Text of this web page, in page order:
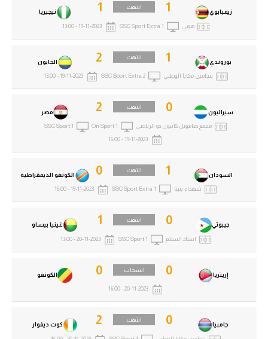
جامبيا 0 انتهت
كوت ديفوار 2
إريتريا 0 انسحاب
الكونغو 0
20-11-2023 - 16:00
جيبوتي 0 انتهت
غينيا بيساو 1
استاد السلام SSC Sport 1
20-11-2023 - 13:00
السودان 1 انتهت
الكونغو الديمقراطية 0
شهداء بنينا SSC Sport Extra 1
19-11-2023 - 16:00
سيراليون 0 انتهت
مصر 2
مجمع صامويل كانيون دو الرياضي On Sport 1
SSC Sport 1
19-11-2023 - 16:00
بوروندي 1 انتهت
الجابون 2
بنجامين مكابا الوطني SSC Sport Extra 2
19-11-2023 - 13:00
زيمبابوي 1 انتهت
نيجيريا 1
هويي SSC Sport Extra 1
19-11-2023 - 13:00